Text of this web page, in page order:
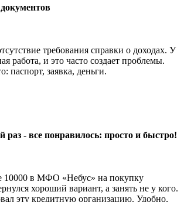
требования справки о доходах. У
работа, и это часто создает проблемы.
паспорт, заявка, деньги.
раз - все понравилось: просто и быстро!
10000 в МФО «Небус» на покупку
хороший вариант, а занять не у кого.
эту кредитную организацию. Удобно,